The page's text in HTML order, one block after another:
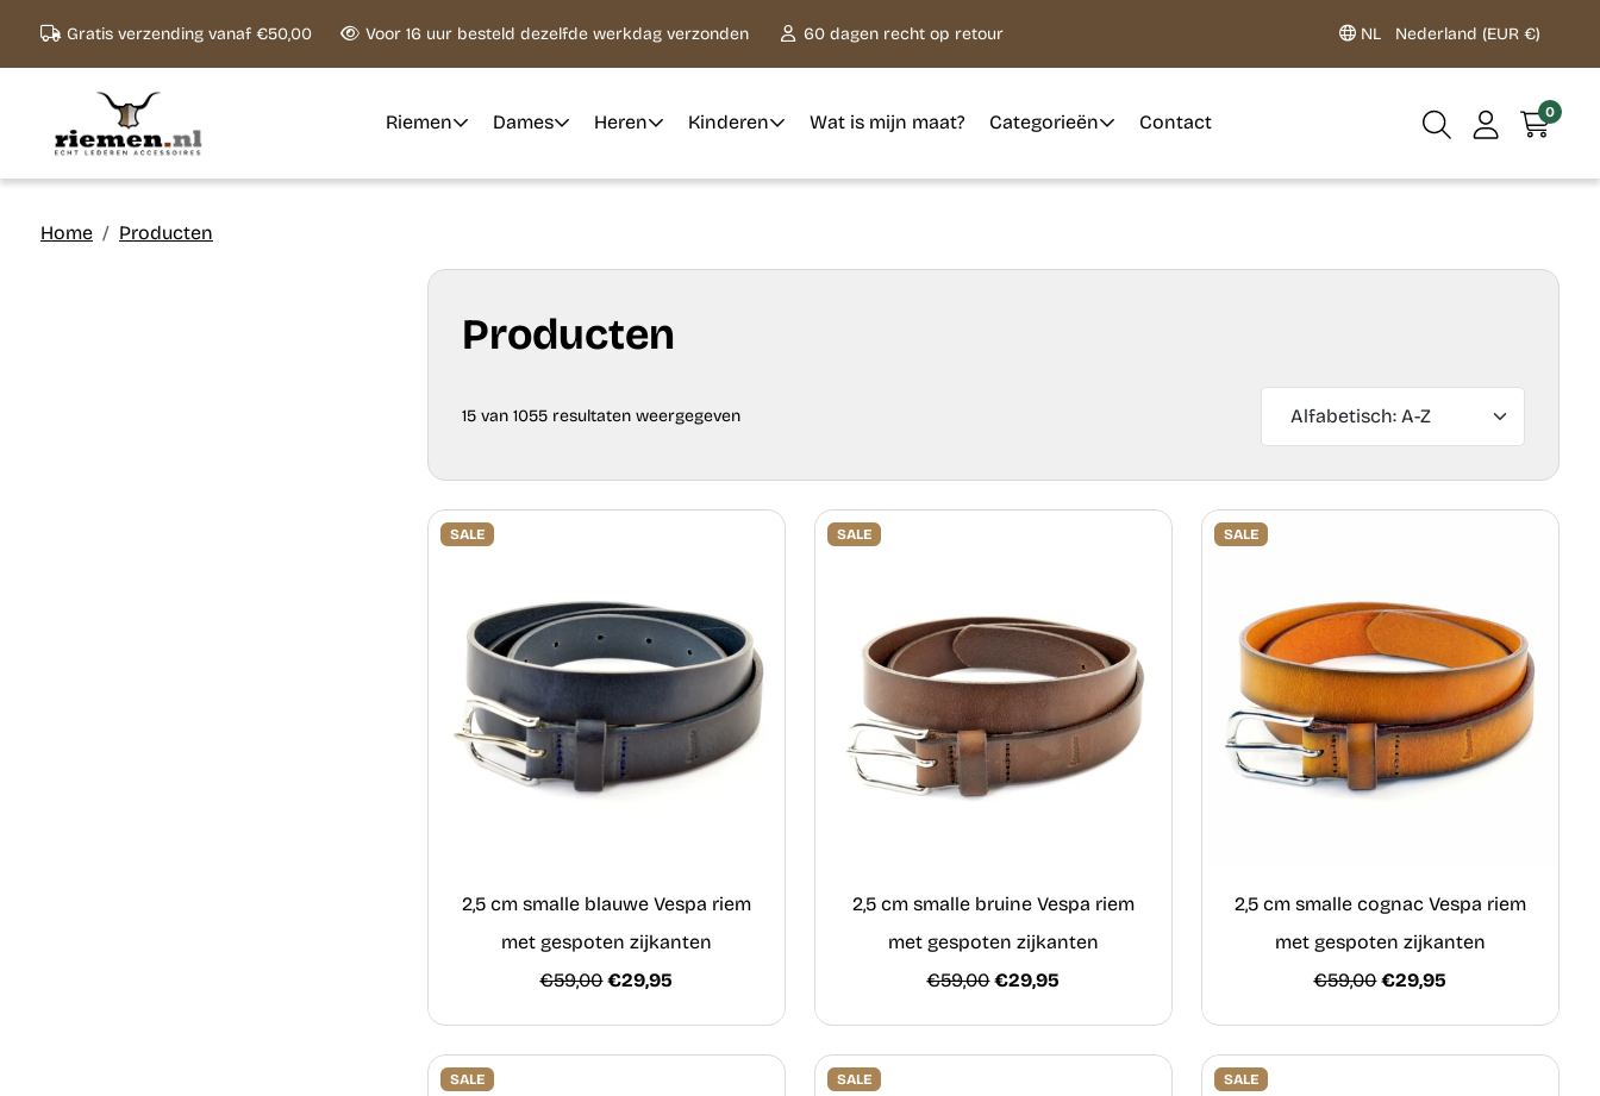
Gratis verzending vanaf €50,00 Voor 16 uur besteld dezelfde werkdag verzonden 60 dagen recht op retour NL Nederland (EUR €)
Riemen Dames Heren Kinderen Wat is mijn maat? Categorieën Contact 0
Home Producten
Producten
15 van 1055 resultaten weergegeven
SALE
2,5 cm smalle blauwe Vespa riem
met gespoten zijkanten
€59,00 €29,95
SALE
2,5 cm smalle bruine Vespa riem
met gespoten zijkanten
€59,00 €29,95
SALE
2,5 cm smalle cognac Vespa riem
met gespoten zijkanten
€59,00 €29,95
SALE SALE SALE